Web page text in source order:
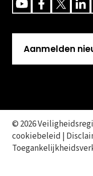
Aanmelden
© 2026
cookiebeleid |